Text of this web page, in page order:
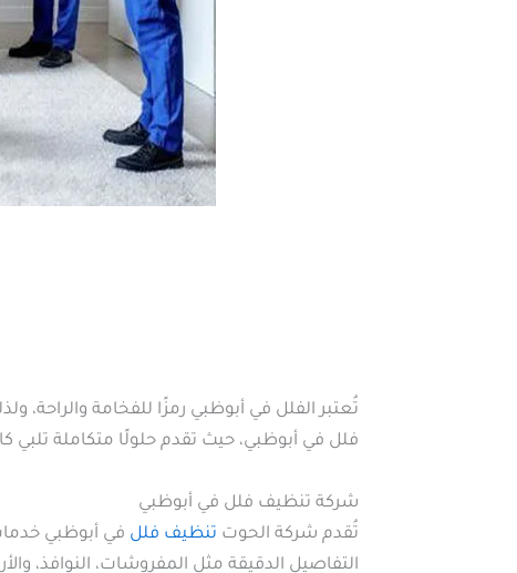
تُعتبر الفلل في أبوظبي رمزًا للفخامة والراحة،
فلل في أبوظبي، حيث تقدم حلولًا متكاملة تلبي
شركة تنظيف فلل في أبوظبي
تُقدم شركة الحوت تنظيف فلل في أبوظبي
التفاصيل الدقيقة مثل المفروشات، النوافذ،